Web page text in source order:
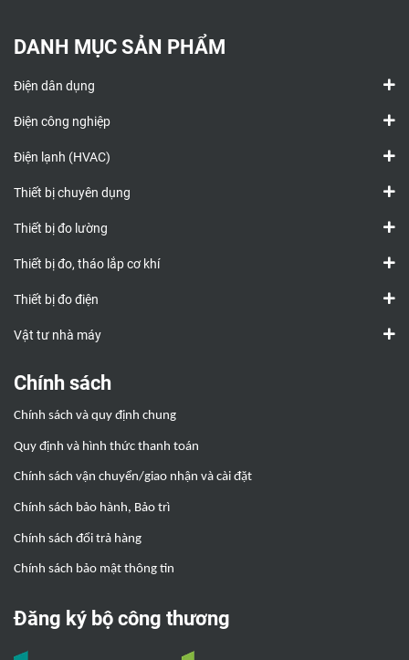
DANH MỤC SẢN PHẨM
Điện dân dụng
Điện công nghiệp
Điện lạnh (HVAC)
Thiết bị chuyên dụng
Thiết bị đo lường
Thiết bị đo, tháo lắp cơ khí
Thiết bị đo điện
Vật tư nhà máy
Chính sách
Chính sách và quy định chung
Quy định và hình thức thanh toán
Chính sách vận chuyển/giao nhận và cài đặt
Chính sách bảo hành, Bảo trì
Chính sách đổi trả hàng
Chính sách bảo mật thông tin
Đăng ký bộ công thương